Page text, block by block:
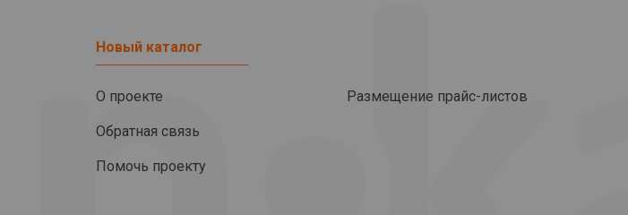
Новый каталог
О проекте
Обратная связь
Помочь проекту
Размещение прайс-листов